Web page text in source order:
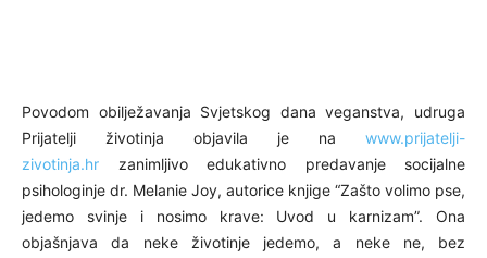
Povodom obilježavanja Svjetskog dana veganstva, udruga
Prijatelji životinja objavila je na www.prijatelji-
zivotinja.hr zanimljivo edukativno predavanje socijalne
psihologinje dr. Melanie Joy, autorice knjige “Zašto volimo pse,
jedemo svinje i nosimo krave: Uvod u karnizam”. Ona
objašnjava da neke životinje jedemo, a neke ne, bez